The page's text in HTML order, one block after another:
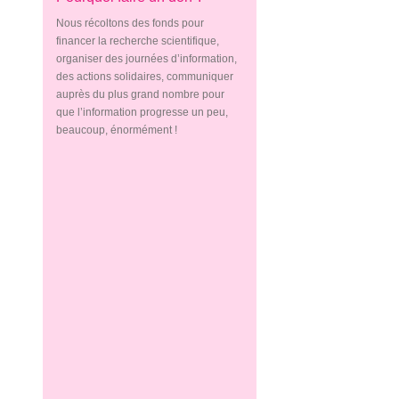
Nous récoltons des fonds pour
financer la recherche scientifique,
organiser des journées d’information,
des actions solidaires, communiquer
auprès du plus grand nombre pour
que l’information progresse un peu,
beaucoup, énormément !